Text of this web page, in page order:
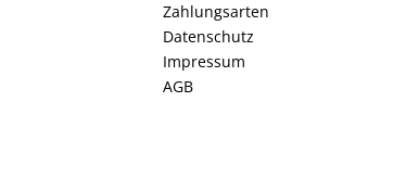
Zahlungsarten
Datenschutz
Impressum
AGB